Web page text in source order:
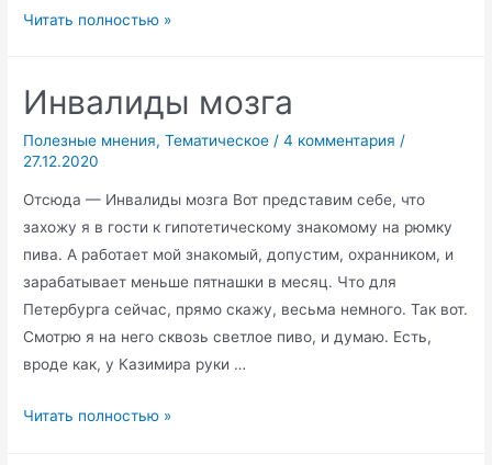
Самое
на
Читать полностью »
Инвалиды мозга
Полезные мнения,Тематическое /4 комментария /
27.12.2020
Отсюда — Инвалиды мозга Вот представим себе, что
захожу я в гости к гипотетическому знакомому на рюмку
пива. А работает мой знакомый, допустим, охранником, и
зарабатывает меньше пятнашки в месяц. Что для
Петербурга сейчас, прямо скажу, весьма немного. Так вот.
Смотрю я на него сквозь светлое пиво, и думаю. Есть,
вроде как, у Казимира руки …
Инвалиды
Читать полностью »